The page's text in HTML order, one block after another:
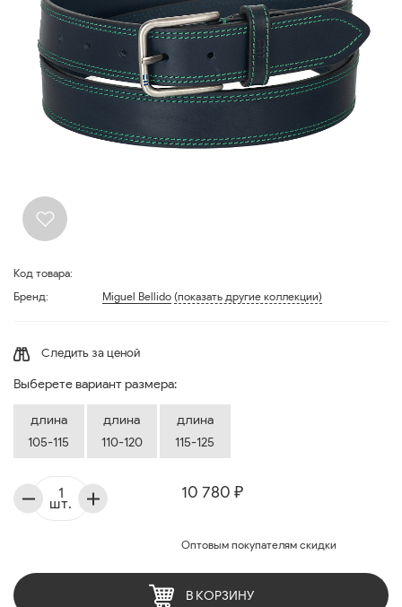
Код товара:
Бренд:
Miguel Bellido (показать другие коллекции)
Следить за ценой
Выберете вариант размера:
длина
105-115
длина
110-120
длина
115-125
10 780 ₽
Оптовым покупателям скидки
шт.
В КОРЗИНУ